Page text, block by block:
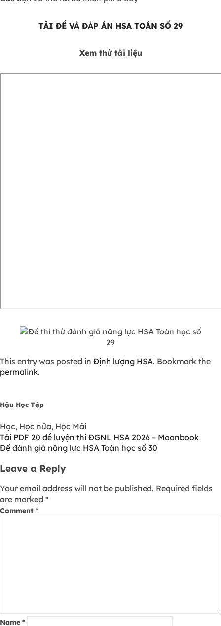
TẢI ĐỀ VÀ ĐÁP ÁN HSA TOÁN SỐ 29
Xem thử tài liệu
This entry was posted in Định lượng HSA. Bookmark the
permalink.
Hậu Học Tập
Học, Học nữa, Học Mãi
Tải PDF 20 đề luyện thi ĐGNL HSA 2026 – Moonbook
Đề đánh giá năng lực HSA Toán học số 30
Leave a Reply
Your email address will not be published. Required fields
are marked *
Comment *
Name *